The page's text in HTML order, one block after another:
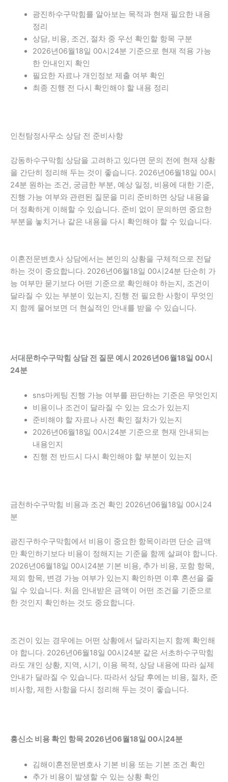
광진하수구막힘를 알아보는 목적과 현재 필요한 내용
정리
상담, 비용, 조건, 절차 중 우선 확인할 항목 구분
2026년06월18일 00시24분 기준으로 현재 적용 가능
한 안내인지 확인
필요한 자료나 개인정보 제출 여부 확인
최종 진행 전 다시 확인해야 할 내용 정리
인천탐정사무소 상담 전 준비사항
강동하수구막힘 상담을 고려하고 있다면 문의 전에 현재 상황
을 간단히 정리해 두는 것이 좋습니다. 2026년06월18일 00시
24분 원하는 조건, 궁금한 부분, 예상 일정, 비용에 대한 기준,
진행 가능 여부와 관련된 질문을 미리 준비하면 상담 내용을
더 정확하게 이해할 수 있습니다. 준비 없이 문의하면 중요한
부분을 놓치거나 같은 내용을 다시 확인해야 할 수 있습니다.
이혼전문변호사 상담에서는 본인의 상황을 구체적으로 전달
하는 것이 중요합니다. 2026년06월18일 00시24분 단순히 가
능 여부만 묻기보다 어떤 기준으로 확인해야 하는지, 조건이
달라질 수 있는 부분이 있는지, 진행 전 필요한 사항이 무엇인
지 함께 물어보면 더 현실적인 안내를 받을 수 있습니다.
서대문하수구막힘 상담 전 질문 예시 2026년06월18일 00시
24분
sns마케팅 진행 가능 여부를 판단하는 기준은 무엇인지
비용이나 조건이 달라질 수 있는 요소가 있는지
준비해야 할 자료나 사전 확인 절차가 있는지
2026년06월18일 00시24분 기준으로 현재 안내되는
내용인지
진행 전 반드시 다시 확인해야 할 부분이 있는지
금천하수구막힘 비용과 조건 확인 2026년06월18일 00시24
분
광진구하수구막힘에서 비용이 중요한 항목이라면 단순 금액
만 확인하기보다 비용이 정해지는 기준을 함께 살펴야 합니다.
2026년06월18일 00시24분 기본 비용, 추가 비용, 포함 항목,
제외 항목, 변경 가능 여부가 있는지 확인하면 이후 혼선을 줄
일 수 있습니다. 처음 안내받은 금액이 어떤 조건을 기준으로
한 것인지 확인하는 것도 중요합니다.
조건이 있는 경우에는 어떤 상황에서 달라지는지 함께 확인해
야 합니다. 2026년06월18일 00시24분 같은 서초하수구막힘
라도 개인 상황, 지역, 시기, 이용 목적, 상담 내용에 따라 실제
안내가 달라질 수 있습니다. 따라서 상담 후에는 비용, 절차, 준
비사항, 제한 사항을 다시 정리해 두는 것이 좋습니다.
흥신소 비용 확인 항목 2026년06월18일 00시24분
김해이혼전문변호사 기본 비용 또는 기본 조건 확인
추가 비용이 발생할 수 있는 상황 확인